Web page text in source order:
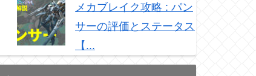
メカブレイク攻略 : パン
サーの評価とステータス
【...